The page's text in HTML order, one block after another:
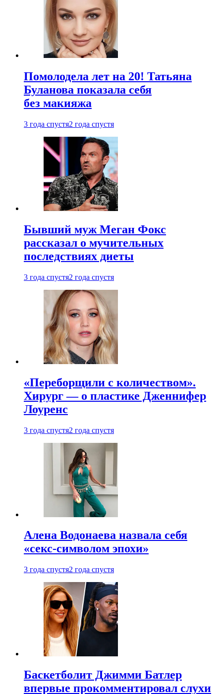
Помолодела лет на 20! Татьяна
Буланова показала себя
без макияжа
3 года спустя2 года спустя
Бывший муж Меган Фокс
рассказал о мучительных
последствиях диеты
3 года спустя2 года спустя
«Переборщили с количеством».
Хирург — о пластике Дженнифер
Лоуренс
3 года спустя2 года спустя
Алена Водонаева назвала себя
«секс-символом эпохи»
3 года спустя2 года спустя
Баскетболит Джимми Батлер
впервые прокомментировал слухи